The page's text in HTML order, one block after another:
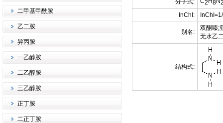
二甲基甲酰胺
乙二胺
异丙胺
一乙醇胺
二乙醇胺
三乙醇胺
正丁胺
二正丁胺
分子式:
2 8
InChI:
别名:
双酮嗪;
无水乙
结构式: